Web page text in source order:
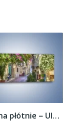
Obraz na płótnie – Uliczka w historycznej...